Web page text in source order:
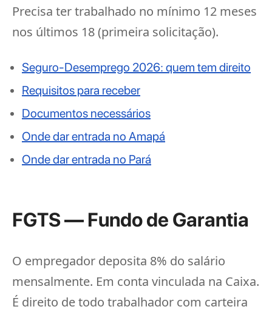
Precisa ter trabalhado no mínimo 12 meses
nos últimos 18 (primeira solicitação).
Seguro-Desemprego 2026: quem tem direito
Requisitos para receber
Documentos necessários
Onde dar entrada no Amapá
Onde dar entrada no Pará
FGTS — Fundo de Garantia
O empregador deposita 8% do salário
mensalmente. Em conta vinculada na Caixa.
É direito de todo trabalhador com carteira